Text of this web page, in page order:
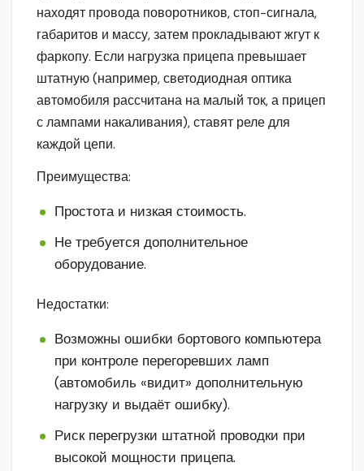
находят провода поворотников, стоп-сигнала,
габаритов и массу, затем прокладывают жгут к
фаркопу. Если нагрузка прицепа превышает
штатную (например, светодиодная оптика
автомобиля рассчитана на малый ток, а прицеп
с лампами накаливания), ставят реле для
каждой цепи.
Преимущества:
Простота и низкая стоимость.
Не требуется дополнительное
оборудование.
Недостатки:
Возможны ошибки бортового компьютера
при контроле перегоревших ламп
(автомобиль «видит» дополнительную
нагрузку и выдаёт ошибку).
Риск перегрузки штатной проводки при
высокой мощности прицепа.